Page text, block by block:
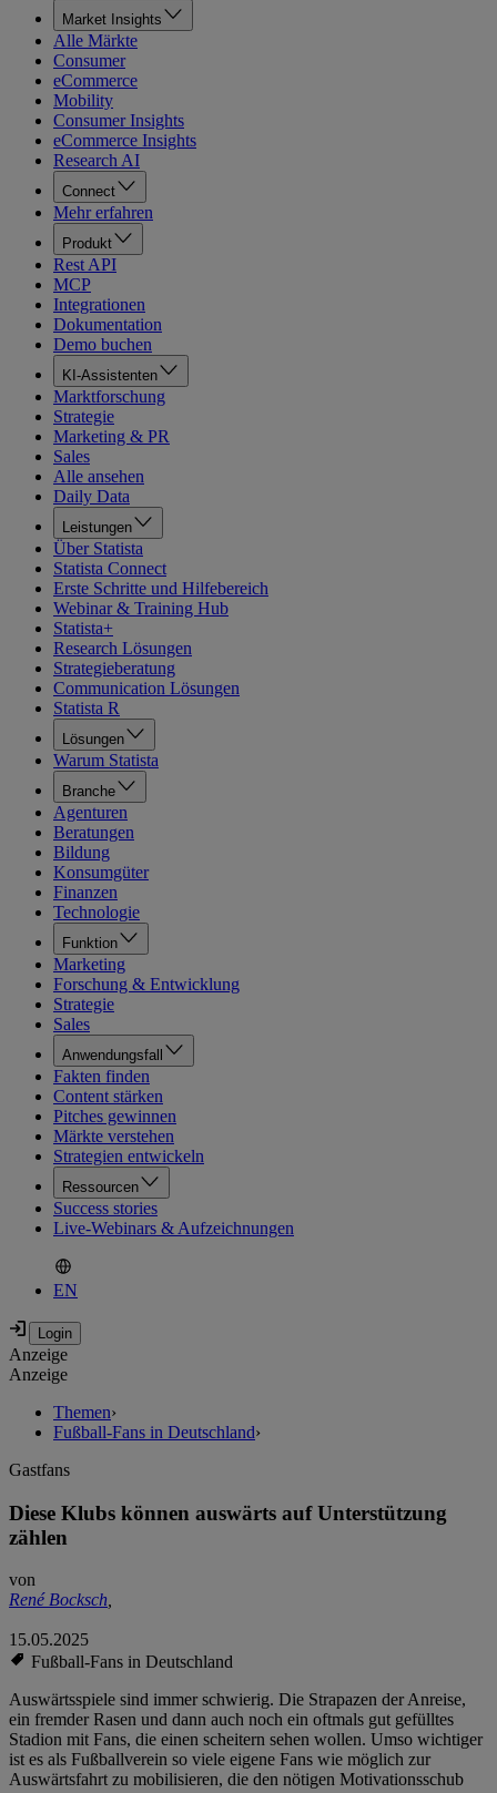
Market Insights
Alle Märkte
Consumer
eCommerce
Mobility
Consumer Insights
eCommerce Insights
Research AI
Connect
Mehr erfahren
Produkt
Rest API
MCP
Integrationen
Dokumentation
Demo buchen
KI-Assistenten
Marktforschung
Strategie
Marketing & PR
Sales
Alle ansehen
Daily Data
Leistungen
Über Statista
Statista Connect
Erste Schritte und Hilfebereich
Webinar & Training Hub
Statista+
Research Lösungen
Strategieberatung
Communication Lösungen
Statista R
Lösungen
Warum Statista
Branche
Agenturen
Beratungen
Bildung
Konsumgüter
Finanzen
Technologie
Funktion
Marketing
Forschung & Entwicklung
Strategie
Sales
Anwendungsfall
Fakten finden
Content stärken
Pitches gewinnen
Märkte verstehen
Strategien entwickeln
Ressourcen
Success stories
Live-Webinars & Aufzeichnungen
EN
Anzeige
Anzeige
Themen›
Fußball-Fans in Deutschland›
Gastfans
Diese Klubs können auswärts auf Unterstützung
zählen
von
René Bocksch,
15.05.2025
Fußball-Fans in Deutschland
Auswärtsspiele sind immer schwierig. Die Strapazen der Anreise,
ein fremder Rasen und dann auch noch ein oftmals gut gefülltes
Stadion mit Fans, die einen scheitern sehen wollen. Umso wichtiger
ist es als Fußballverein so viele eigene Fans wie möglich zur
Auswärtsfahrt zu mobilisieren, die den nötigen Motivationsschub